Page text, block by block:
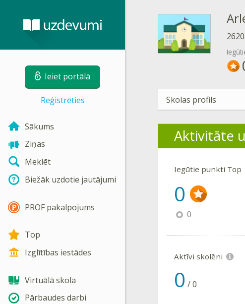
Ieiet portālā
Reģistrēties
Sākums
Ziņas
Meklēt
Biežāk uzdotie jautājumi
PROF pakalpojums
Top
Izglītības iestādes
Virtuālā skola
Pārbaudes darbi
Skolas profils
Aktivitāte
Iegūtie punkti Top
0
0
Aktīvi skolēni
0 /0